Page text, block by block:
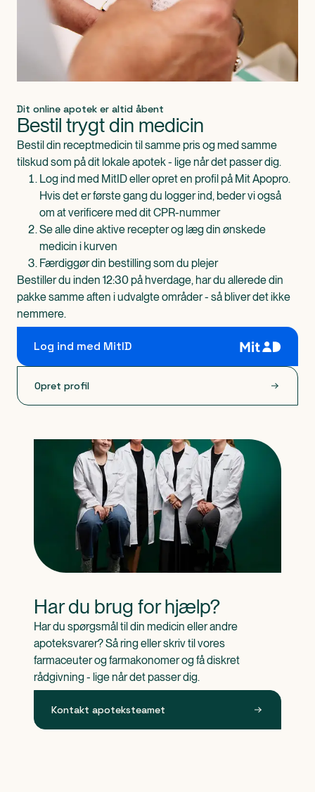
Dit online apotek er altid åbent
Bestil trygt din medicin
Bestil din receptmedicin til samme pris og med samme
tilskud som på dit lokale apotek - lige når det passer dig.
Log ind med MitID eller opret en profil på Mit Apopro.
Hvis det er første gang du logger ind, beder vi også
om at verificere med dit CPR-nummer
Se alle dine aktive recepter og læg din ønskede
medicin i kurven
Færdiggør din bestilling som du plejer
Bestiller du inden 12:30 på hverdage, har du allerede din
pakke samme aften i udvalgte områder - så bliver det ikke
nemmere.
Log ind med MitID
Opret profil
Har du brug for hjælp?
Har du spørgsmål til din medicin eller andre
apoteksvarer? Så ring eller skriv til vores
farmaceuter og farmakonomer og få diskret
rådgivning - lige når det passer dig.
Kontakt apoteksteamet